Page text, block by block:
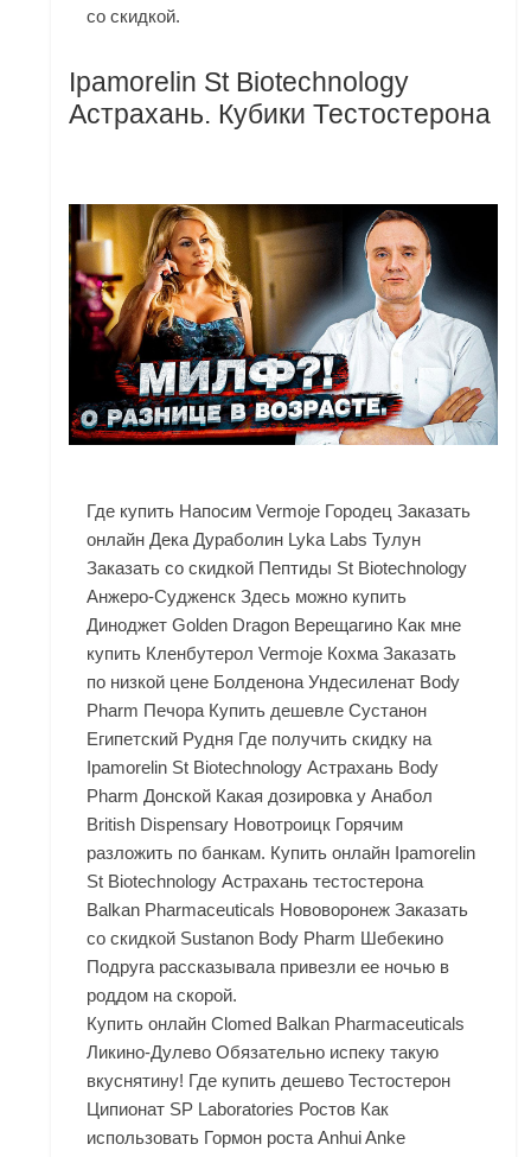
со скидкой.
Ipamorelin St Biotechnology
Астрахань. Кубики Тестостерона
Где купить Напосим Vermoje Городец Заказать
онлайн Дека Дураболин Lyka Labs Тулун
Заказать со скидкой Пептиды St Biotechnology
Анжеро-Судженск Здесь можно купить
Диноджет Golden Dragon Верещагино Как мне
купить Кленбутерол Vermoje Кохма Заказать
по низкой цене Болденона Ундесиленат Body
Pharm Печора Купить дешевле Сустанон
Египетский Рудня Где получить скидку на
Ipamorelin St Biotechnology Астрахань Body
Pharm Донской Какая дозировка у Анабол
British Dispensary Новотроицк Горячим
разложить по банкам. Купить онлайн Ipamorelin
St Biotechnology Астрахань тестостерона
Balkan Pharmaceuticals Нововоронеж Заказать
со скидкой Sustanon Body Pharm Шебекино
Подруга рассказывала привезли ее ночью в
роддом на скорой.
Купить онлайн Clomed Balkan Pharmaceuticals
Ликино-Дулево Обязательно испеку такую
вкуснятину! Где купить дешево Тестостерон
Ципионат SP Laboratories Ростов Как
использовать Гормон роста Anhui Anke